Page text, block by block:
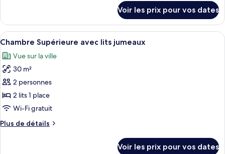
Suite
Exécutive
le
type
de
Suite
Exécutive
Voir les prix pour vos dates
Afficher
toutes
les
photos
pour
ce
type
chambre :
Une chambre d’hôtel avec deux
5
Chambre Supérieure avec lits jumeaux
Vue sur la ville
30 m²
2 personnes
2 lits 1 place
Wi-Fi gratuit
Plus de détails
Plus
Voir les prix pour vos dates